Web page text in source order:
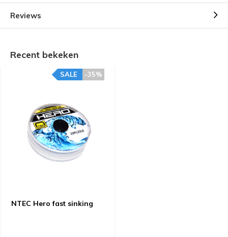
Reviews
Recent bekeken
NTEC Hero fast sinking
-35%
SALE